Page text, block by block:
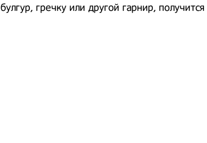
булгур, гречку или другой гарнир,